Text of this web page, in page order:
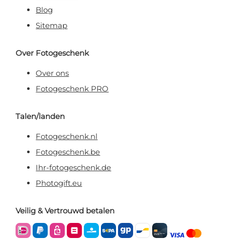
Blog
Sitemap
Over Fotogeschenk
Over ons
Fotogeschenk PRO
Talen/landen
Fotogeschenk.nl
Fotogeschenk.be
Ihr-fotogeschenk.de
Photogift.eu
Veilig & Vertrouwd betalen